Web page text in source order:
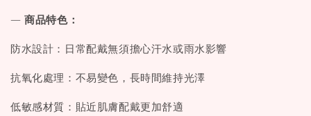
—商品特色：
防水設計：日常配戴無須擔心汗水或雨水影響
抗氧化處理：不易變色，長時間維持光澤
低敏感材質：貼近肌膚配戴更加舒適